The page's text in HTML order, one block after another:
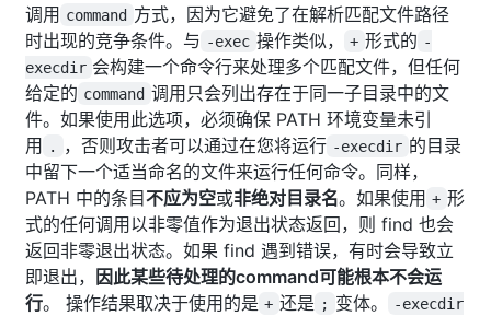
调用 command 方式，因为它避免了在解析匹配文件路径
时出现的竞争条件。与 -exec 操作类似， + 形式的 -
execdir 会构建一个命令行来处理多个匹配文件，但任何
给定的 command 调用只会列出存在于同一子目录中的文
件。如果使用此选项，必须确保 PATH 环境变量未引
用 . ，否则攻击者可以通过在您将运行 -execdir 的目录
中留下一个适当命名的文件来运行任何命令。同样，
PATH 中的条目不应为空或非绝对目录名。如果使用 + 形
式的任何调用以非零值作为退出状态返回，则 find 也会
返回非零退出状态。如果 find 遇到错误，有时会导致立
即退出， 因此某些待处理的command可能根本不会运
行。 操作结果取决于使用的是 + 还是 ; 变体。
-execdir